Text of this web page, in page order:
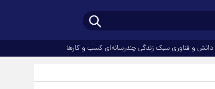
دانش و فناوری سبک زندگیچندرسانه‌ای کسب و کارها